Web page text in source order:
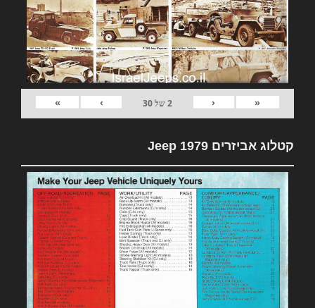
«
‹
2של30
›
»
קטלוג אביזרים 1979 Jeep